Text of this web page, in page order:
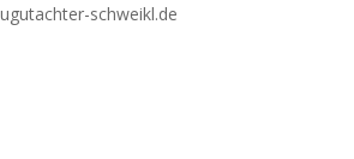
schweikl.de